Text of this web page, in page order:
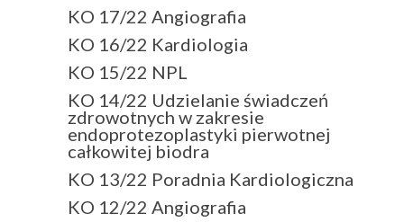
KO 17/22 Angiografia
KO 16/22 Kardiologia
KO 15/22 NPL
KO 14/22 Udzielanie świadczeń
zdrowotnych w zakresie
endoprotezoplastyki pierwotnej
całkowitej biodra
KO 13/22 Poradnia Kardiologiczna
KO 12/22 Angiografia